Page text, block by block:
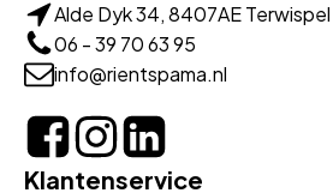
Alde Dyk 34, 8407AE Terwispel
06 - 39 70 63 95
info@rientspama.nl
Klantenservice